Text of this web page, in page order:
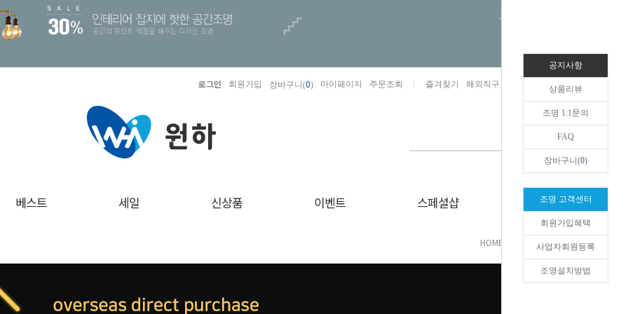
오늘하루 열지않음
로그인 회원가입 장바구니(0) 마이페이지 주문조회 즐겨찾기 해외직구 1:1문의 카카오톡채널/상담
베스트 세일 신상품 이벤트 스페셜샵 리얼리뷰
HOME 케이스/헤어>삼성 케이스
공지사항
상품리뷰
조명 1:1문의
FAQ
장바구니(0)
조명 고객센터
회원가입혜택
사업자회원등록
조명설치방법